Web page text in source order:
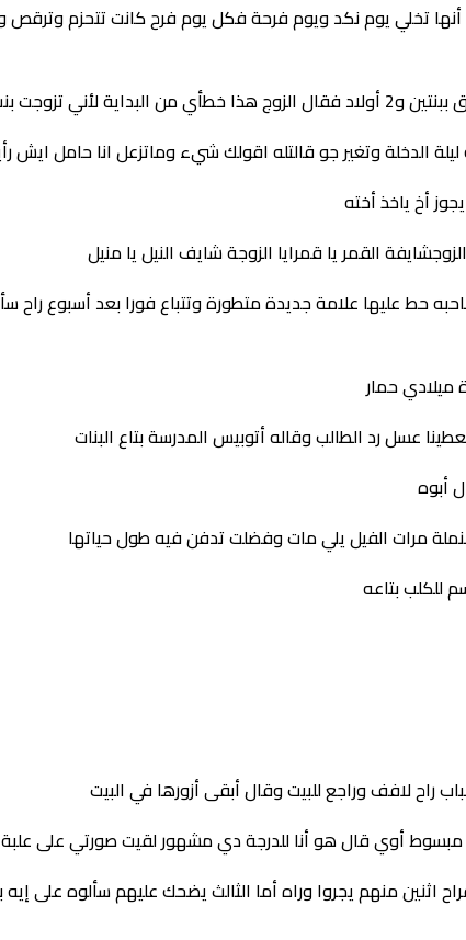
تخلي يوم نكد ويوم فرحة فكل يوم فرح كانت تتحزم وترقص
الدخلة وتغير جو قالتله اقولك شيء وماتزعل انا حامل ايش
أخ ياخذ أخته
القمر يا قمرايا الزوجة شايف النيل يا منيل
عليها علامة جديدة متطورة وتتباع فورا بعد أسبوع راح
حمار
عسل رد الطالب وقاله أتوبيس المدرسة بتاع البنات
أبوه
مرات الفيل يلي مات وفضلت تدفن فيه طول حياتها
للكلب بتاعه
راح لافف وراجع للبيت وقال أبقى أزورها في البيت
أوي قال هو أنا للدرجة دي مشهور لقيت صورتي على
منهم يجروا وراه أما الثالث يضحك عليهم سألوه على إيه